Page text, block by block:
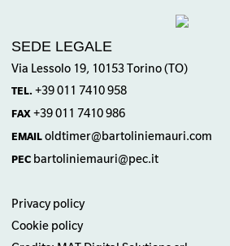
SEDE LEGALE
Via Lessolo 19, 10153 Torino (TO)
TEL. +39 011 7410 958
FAX+39 011 7410 986
EMAILoldtimer@bartoliniemauri.com
PECbartoliniemauri@pec.it
Privacy policy
Cookie policy